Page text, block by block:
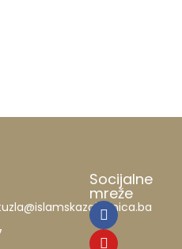
Socijalne
mreže